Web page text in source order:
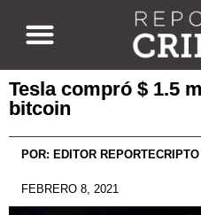
Tesla compró $ 1.5
bitcoin
POR: EDITOR REPORTECRIPTO
FEBRERO 8, 2021